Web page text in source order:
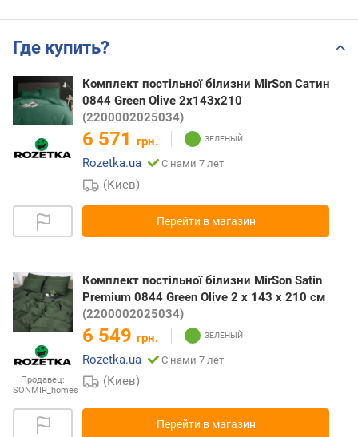
Где купить?
Комплект постільної білизни MirSon Сатин
0844 Green Olive 2х143х210
(2200002025034)
6 571 грн.
Rozetka.ua
С нами 7 лет
(Киев)
Перейти в магазин
Продавец:
SONMIR_homes
Комплект постільної білизни MirSon Satin
Premium 0844 Green Olive 2 x 143 x 210 см
(2200002025034)
6 549 грн.
Rozetka.ua
С нами 7 лет
(Киев)
Перейти в магазин